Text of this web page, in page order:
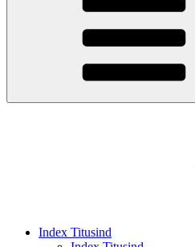
Index Titusind